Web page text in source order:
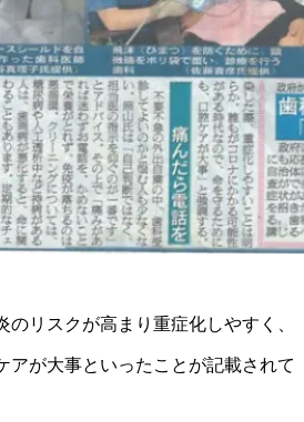
のリスクが高まり重症化しやすく、
アが大事といったことが記載されて